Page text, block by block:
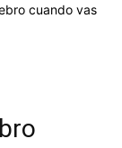
cuando vas